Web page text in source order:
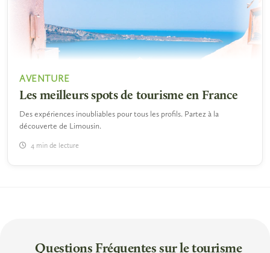
AVENTURE
Les meilleurs spots de tourisme en France
Des expériences inoubliables pour tous les profils. Partez à la
découverte de Limousin.
4 min de lecture
Questions Fréquentes sur le tourisme